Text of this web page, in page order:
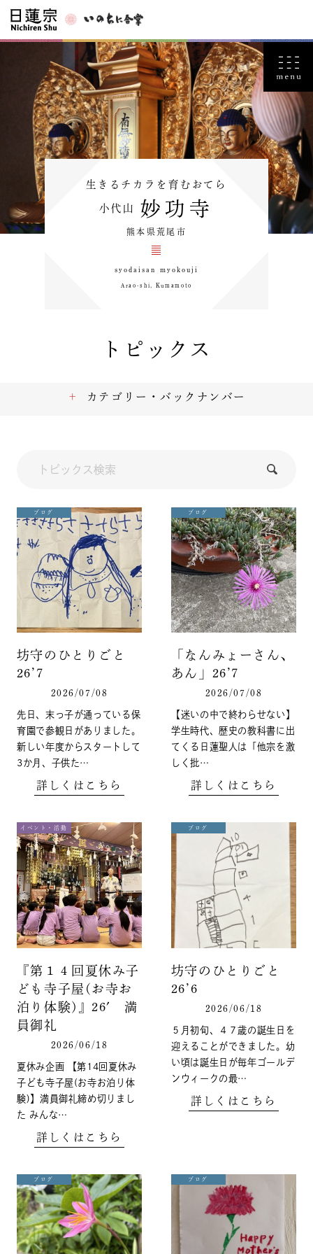
生きるチカラを育むおてら
小代山 妙功寺
熊本県荒尾市
syodaisan myokouji
Arao-shi, Kumamoto
トピックス
ブログ
坊守のひとりごと
26’7
2026/07/08
先日、末っ子が通っている保
育園で参観日がありました。
新しい年度からスタートして
3か月、子供た…
詳しくはこちら
ブログ
「なんみょーさん、
あん」26’7
2026/07/08
【迷いの中で終わらせない】
学生時代、歴史の教科書に出
てくる日蓮聖人は「他宗を激
しく批…
詳しくはこちら
イベント・活動
『第１４回夏休み子
ども寺子屋(お寺お
泊り体験)』26′ 満
員御礼
2026/06/18
夏休み企画 【第14回夏休み
子ども寺子屋(お寺お泊り体
験)】満員御礼締め切りまし
た みんな…
詳しくはこちら
ブログ
坊守のひとりごと
26’6
2026/06/18
５月初旬、４７歳の誕生日を
迎えることができました。幼
い頃は誕生日が毎年ゴールデ
ンウィークの最…
詳しくはこちら
ブログ ブログ
カテゴリー・バックナンバー